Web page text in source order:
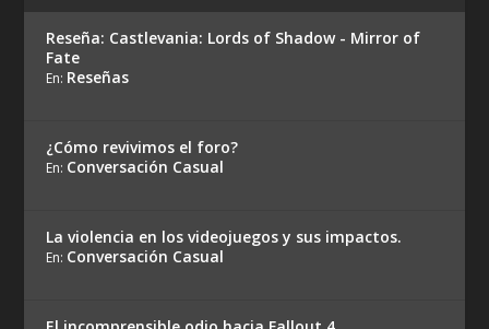
Reseña: Castlevania: Lords of Shadow - Mirror of
Fate
En: Reseñas
¿Cómo revivimos el foro?
En: Conversación Casual
La violencia en los videojuegos y sus impactos.
En: Conversación Casual